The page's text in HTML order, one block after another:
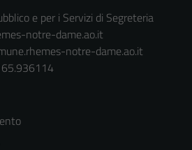
e per i Servizi di Segreteria
notre-dame.ao.it
notre-dame.ao.it